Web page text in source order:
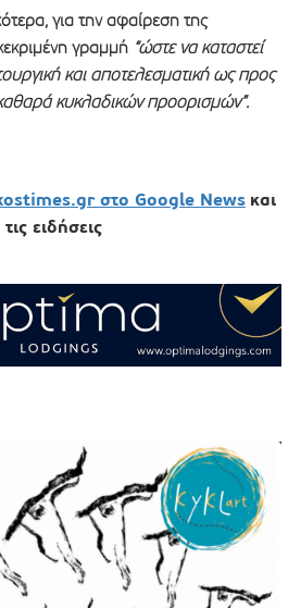
για την αφαίρεση της
γραμμή“ώστε να καταστεί
και αποτελεσματική ως προς
κυκλαδικών προορισμών”.
στο Google News και
ειδήσεις